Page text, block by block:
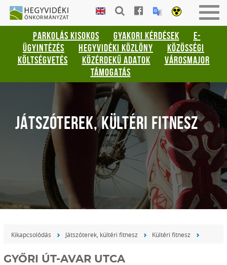
Gyorsbillentyűk
listája
Keresés:
"S"
Bejelentkezés:
HEGYVIDÉKI
ÖNKORMÁNYZAT
PARKOLÁS KISOKOS GYAKORI KÉRDÉSEK
E-
ÜGYINTÉZÉS
HEGYVIDÉKI KÖZLÖNY
KÖZÖSSÉGI
KÖLTSÉGVETÉS
KÖZÉRDEKŰ ADATOK
VÁROSMAJOR
TÁMOGATÁS
JÁTSZÓTEREK, KÜLTÉRI FITNESZ
Kikapcsolódás Játszóterek, kültéri fitnesz Kültéri fitnesz
GYŐRI ÚT-AVAR UTCA